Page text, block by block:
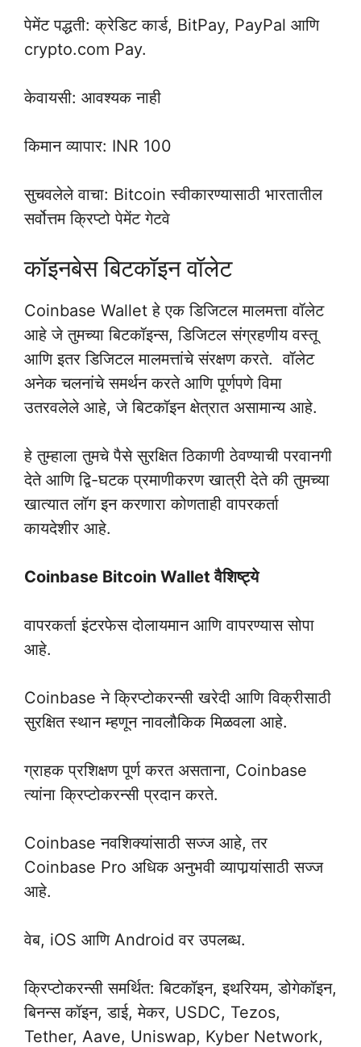
पेमेंट पद्धती: क्रेडिट कार्ड, BitPay, PayPal आणि
crypto.com Pay.
केवायसी: आवश्यक नाही
किमान व्यापार: INR 100
सुचवलेले वाचा: Bitcoin स्वीकारण्यासाठी भारतातील
सर्वोत्तम क्रिप्टो पेमेंट गेटवे
कॉइनबेस बिटकॉइन वॉलेट
Coinbase Wallet हे एक डिजिटल मालमत्ता वॉलेट
आहे जे तुमच्या बिटकॉइन्स, डिजिटल संग्रहणीय वस्तू
आणि इतर डिजिटल मालमत्तांचे संरक्षण करते. वॉलेट
अनेक चलनांचे समर्थन करते आणि पूर्णपणे विमा
उतरवलेले आहे, जे बिटकॉइन क्षेत्रात असामान्य आहे.
हे तुम्हाला तुमचे पैसे सुरक्षित ठिकाणी ठेवण्याची परवानगी
देते आणि द्वि-घटक प्रमाणीकरण खात्री देते की तुमच्या
खात्यात लॉग इन करणारा कोणताही वापरकर्ता
कायदेशीर आहे.
Coinbase Bitcoin Wallet वैशिष्ट्ये
वापरकर्ता इंटरफेस दोलायमान आणि वापरण्यास सोपा
आहे.
Coinbase ने क्रिप्टोकरन्सी खरेदी आणि विक्रीसाठी
सुरक्षित स्थान म्हणून नावलौकिक मिळवला आहे.
ग्राहक प्रशिक्षण पूर्ण करत असताना, Coinbase
त्यांना क्रिप्टोकरन्सी प्रदान करते.
Coinbase नवशिक्यांसाठी सज्ज आहे, तर
Coinbase Pro अधिक अनुभवी व्यापार्‍यांसाठी सज्ज
आहे.
वेब, iOS आणि Android वर उपलब्ध.
क्रिप्टोकरन्सी समर्थित: बिटकॉइन, इथरियम, डोगेकॉइन,
बिनन्स कॉइन, डाई, मेकर, USDC, Tezos,
Tether, Aave, Uniswap, Kyber Network,